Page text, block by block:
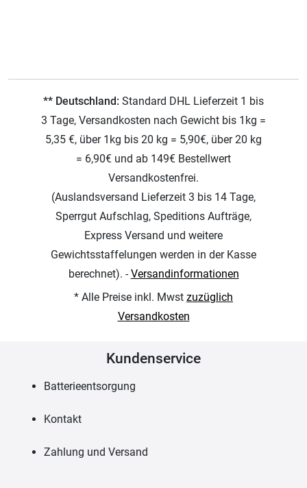
** Deutschland: Standard DHL Lieferzeit 1 bis
3 Tage, Versandkosten nach Gewicht bis 1kg =
5,35 €, über 1kg bis 20 kg = 5,90€, über 20 kg
= 6,90€ und ab 149€ Bestellwert
Versandkostenfrei.
(Auslandsversand Lieferzeit 3 bis 14 Tage,
Sperrgut Aufschlag, Speditions Aufträge,
Express Versand und weitere
Gewichtsstaffelungen werden in der Kasse
berechnet). -Versandinformationen
* Alle Preise inkl. Mwst zuzüglich
Versandkosten
Kundenservice
Batterieentsorgung
Kontakt
Zahlung und Versand